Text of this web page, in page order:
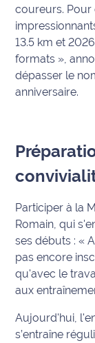
Contenus
Partenaires
L'invité(e)
de la
rédaction
Maritima
Fil
Maritima
L'anecdote
de Jeff
C'est
club
coureurs. Pour
13.5 km et
formats » ,
dépasser le
anniversaire.
Participer à la
Romain, qui
ses débuts :«
pas encore
qu'avec le
aux
Aujourd'hui,
s’entraîne